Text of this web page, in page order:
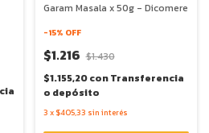
Garam Masala x 50g - Dicomere
-15% OFF
$1.216 $1.430
$1.155,20conTransferencia
o depósito
3 x $405,33 sin interés